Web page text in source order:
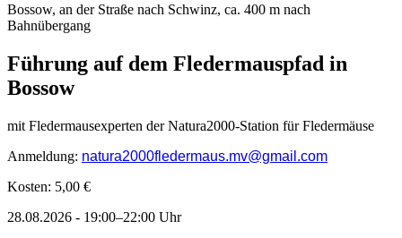
Bossow, an der Straße nach Schwinz, ca. 400 m nach
Bahnübergang
Führung auf dem Fledermauspfad in
Bossow
mit Fledermausexperten der Natura2000-Station für Fledermäuse
Anmeldung: natura2000fledermaus.mv@gmail.com
Kosten: 5,00 €
28.08.2026 - 19:00–22:00 Uhr